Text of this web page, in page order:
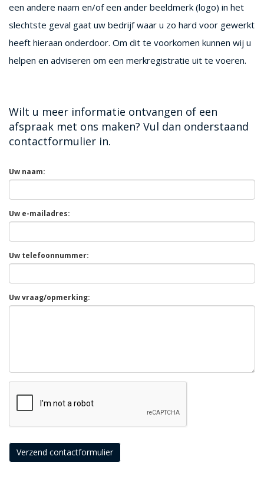
een andere naam en/of een ander beeldmerk (logo) in het
slechtste geval gaat uw bedrijf waar u zo hard voor gewerkt
heeft hieraan onderdoor. Om dit te voorkomen kunnen wij u
helpen en adviseren om een merkregistratie uit te voeren.
Wilt u meer informatie ontvangen of een
afspraak met ons maken? Vul dan onderstaand
contactformulier in.
Uw naam:
Uw e-mailadres:
Uw telefoonnummer:
Uw vraag/opmerking:
Verzend contactformulier